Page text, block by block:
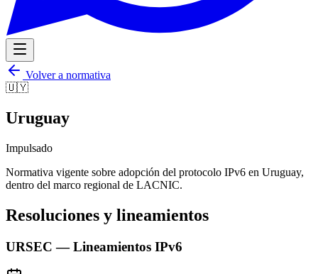
Volver a normativa
🇺🇾
Uruguay
Impulsado
Normativa vigente sobre adopción del protocolo IPv6 en Uruguay,
dentro del marco regional de LACNIC.
Resoluciones y lineamientos
URSEC — Lineamientos IPv6